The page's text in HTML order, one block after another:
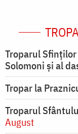
Troparul
Solomoni şi al
Tropar la
Troparul
August